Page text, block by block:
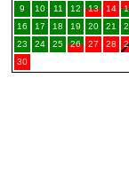
9
10 11 12 13 14
16
17 18 19 20 21
23
24 25 26 27 28
30